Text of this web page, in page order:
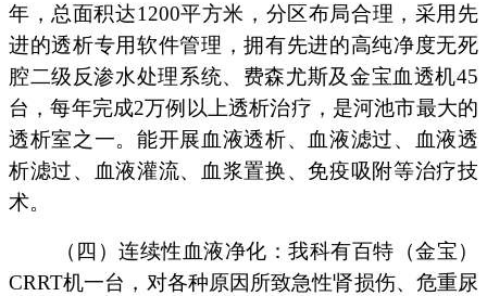
年，总面积达1200平方米，分区布局合理，采用先
进的透析专用软件管理，拥有先进的高纯净度无死
腔二级反渗水处理系统、费森尤斯及金宝血透机45
台，每年完成2万例以上透析治疗，是河池市最大的
透析室之一。能开展血液透析、血液滤过、血液透
析滤过、血液灌流、血浆置换、免疫吸附等治疗技
术。
（四）连续性血液净化：我科有百特（金宝）
CRRT机一台，对各种原因所致急性肾损伤、危重尿